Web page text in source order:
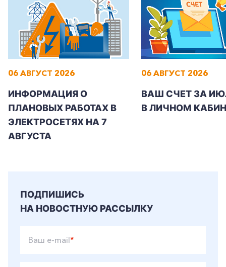
06 АВГУСТ 2026
ИНФОРМАЦИЯ О
ПЛАНОВЫХ РАБОТАХ В
ЭЛЕКТРОСЕТЯХ НА 7
АВГУСТА
06 АВГУСТ 2026
ВАШ СЧЕТ ЗА
В ЛИЧНОМ
ПОДПИШИСЬ
НА НОВОСТНУЮ РАССЫЛКУ
Ваш e-mail*